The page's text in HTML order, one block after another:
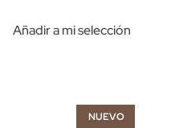
Añadir a mi selección
NUEVO